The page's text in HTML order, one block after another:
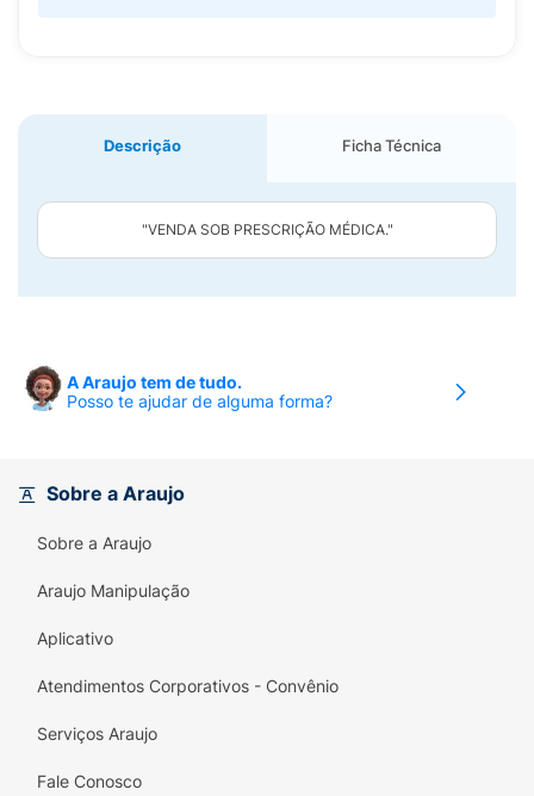
Descrição Ficha Técnica
"VENDA SOB PRESCRIÇÃO MÉDICA."
A Araujo tem de tudo.
Posso te ajudar de alguma forma?
Sobre a Araujo
Sobre a Araujo
Araujo Manipulação
Aplicativo
Atendimentos Corporativos - Convênio
Serviços Araujo
Fale Conosco